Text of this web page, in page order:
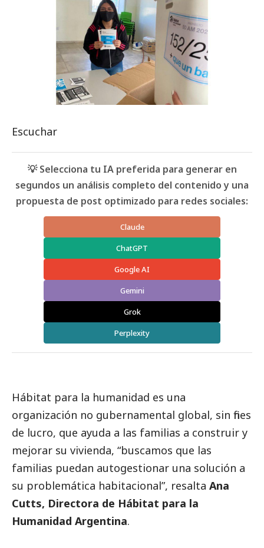
Escuchar
💡 Selecciona tu IA preferida para generar en
segundos un análisis completo del contenido y una
propuesta de post optimizado para redes sociales:
Claude
ChatGPT
Google AI
Gemini
Grok
Perplexity
Hábitat para la humanidad es una
organización no gubernamental global, sin fines
de lucro, que ayuda a las familias a construir y
mejorar su vivienda, “buscamos que las
familias puedan autogestionar una solución a
su problemática habitacional”, resalta Ana
Cutts, Directora de Hábitat para la
Humanidad Argentina.